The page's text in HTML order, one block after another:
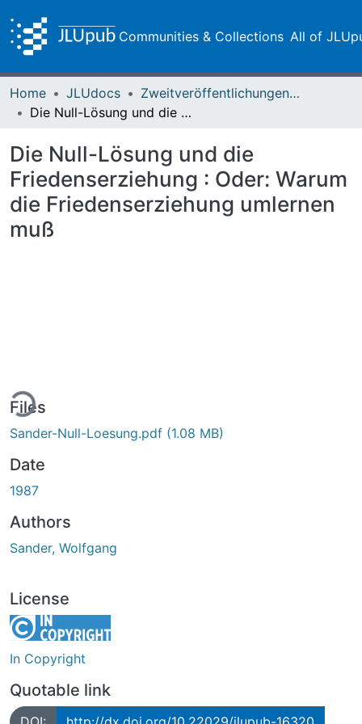
Communities & Collections All of
Home JLUdocs
Zweitveröffentlichungen (grüner Weg)
Die Null-Lösung und die Friedenserziehung : Oder: Warum die Friedenserziehung umlernen muß
Die Null-Lösung und die
Friedenserziehung : Oder: Warum
die Friedenserziehung umlernen
muß
Files
Sander-Null-Loesung.pdf (1.08 MB)
Date
1987
Authors
Sander, Wolfgang
License
In Copyright
Quotable link